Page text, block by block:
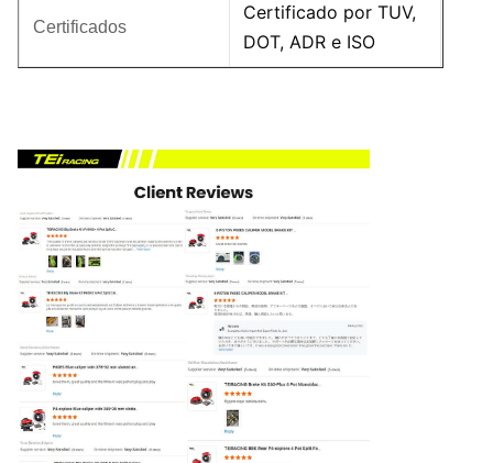
Certificados
Certificado por TUV,
DOT, ADR e ISO